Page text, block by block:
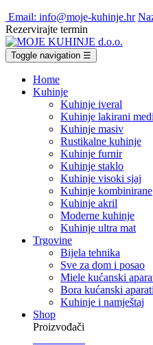
Email: info@moje-kuhinje.hr
Rezervirajte termin
Toggle navigation ☰
Home
Kuhinje
Kuhinje iveral
Kuhinje lakirani
Kuhinje masiv
Rustikalne kuhinje
Kuhinje furnir
Kuhinje staklo
Kuhinje visoki sjaj
Kuhinje kombinirane
Kuhinje akril
Moderne kuhinje
Kuhinje ultra mat
Trgovine
Bijela tehnika
Sve za dom i posao
Miele kućanski
Bora kućanski aparati
Kuhinje i namještaj
Shop
Proizvođači